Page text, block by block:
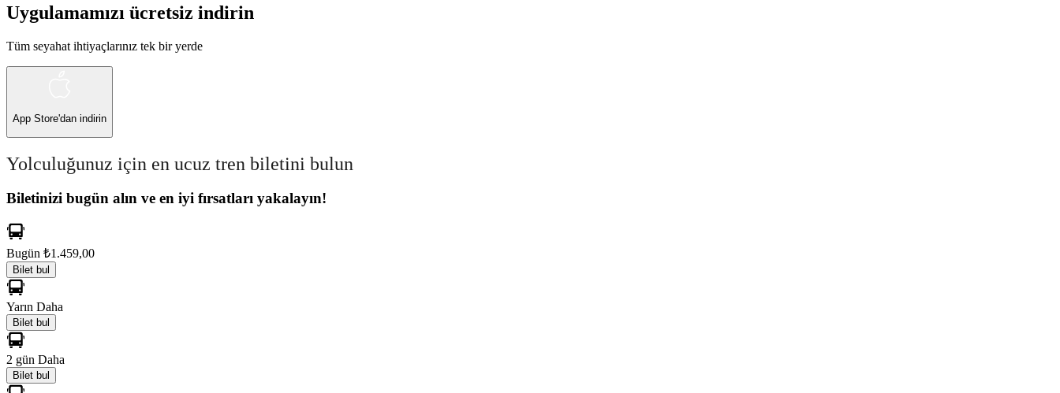
Uygulamamızı ücretsiz indirin
Tüm seyahat ihtiyaçlarınız tek bir yerde
App Store'dan indirin
Yolculuğunuz için en ucuz tren biletini bulun
Biletinizi bugün alın ve en iyi fırsatları yakalayın!
Bugün ₺1.459,00
Bilet bul
Yarın Daha
Bilet bul
2 gün Daha
Bilet bul